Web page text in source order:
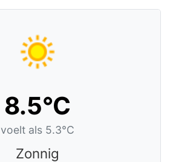
8.5°C
voelt als 5.3°C
Zonnig